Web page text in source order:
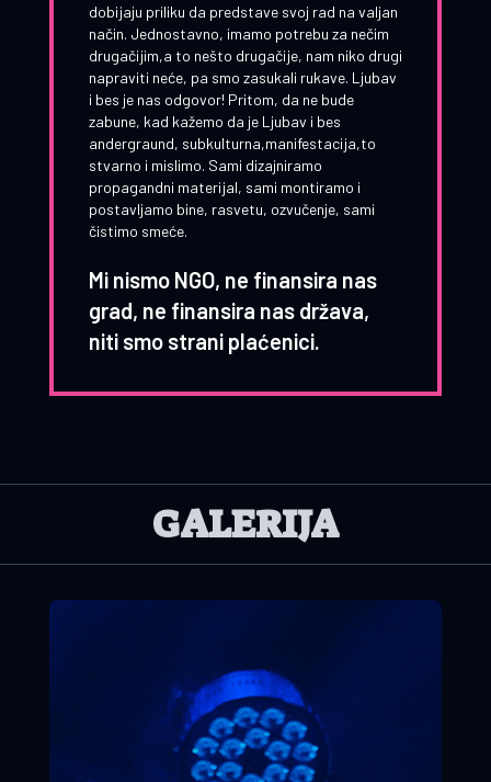
dobijaju priliku da predstave svoj rad na valjan
način. Jednostavno, imamo potrebu za nečim
drugačijim,a to nešto drugačije, nam niko drugi
napraviti neće, pa smo zasukali rukave. Ljubav
i bes je nas odgovor! Pritom, da ne bude
zabune, kad kažemo da je Ljubav i bes
andergraund, subkulturna,manifestacija,to
stvarno i mislimo. Sami dizajniramo
propagandni materijal, sami montiramo i
postavljamo bine, rasvetu, ozvučenje, sami
čistimo smeće.
Mi nismo NGO, ne finansira nas
grad, ne finansira nas država,
niti smo strani plaćenici.
GALERIJA